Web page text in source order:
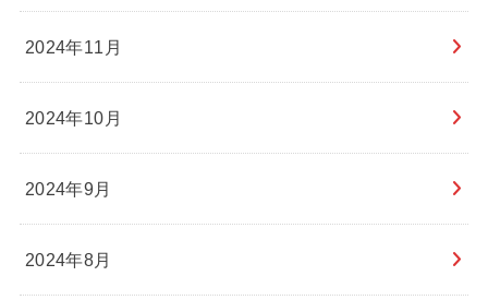
2024年11月
2024年10月
2024年9月
2024年8月